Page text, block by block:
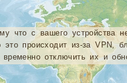
что с вашего устройства
это происходит из-за VPN,
временно отключить их и